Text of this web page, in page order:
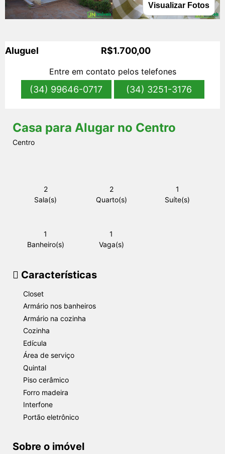
s
Visualizar Fotos
Aluguel R$1.700,00
Entre em contato pelos telefones
(34) 99646-0717 (34) 3251-3176
Casa para Alugar no Centro
Centro
2
Sala(s)
2
Quarto(s)
1
Suíte(s)
1
Banheiro(s)
1
Vaga(s)
Características
Closet
Armário nos banheiros
Armário na cozinha
Cozinha
Edícula
Área de serviço
Quintal
Piso cerâmico
Forro madeira
Interfone
Portão eletrônico
Sobre o imóvel